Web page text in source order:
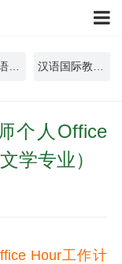
个人Office
学专业）
Hour工作计